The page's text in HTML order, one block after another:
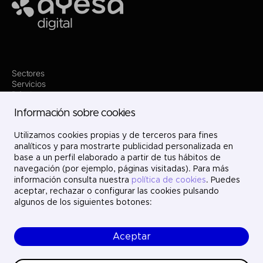
Sectores
Servicios
Dónde estamos
Proyectos
Únete
Contacto
LinkedIn
X
Instagram
YouTube
© Ayesa Digital. Todos los derechos reservados.
Política de cookies
Información sobre cookies
Utilizamos cookies propias y de terceros para fines
analíticos y para mostrarte publicidad personalizada en
base a un perfil elaborado a partir de tus hábitos de
navegación (por ejemplo, páginas visitadas). Para más
información consulta nuestra política de cookies. Puedes
aceptar, rechazar o configurar las cookies pulsando
algunos de los siguientes botones:
Aceptar